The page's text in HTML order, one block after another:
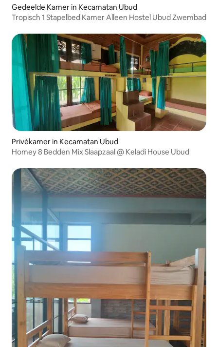
Gedeelde Kamer in Kecamatan Ubud
Tropisch 1 Stapelbed Kamer Alleen Hostel Ubud Zwembad
Privékamer in Kecamatan Ubud
Homey 8 Bedden Mix Slaapzaal @ Keladi House Ubud